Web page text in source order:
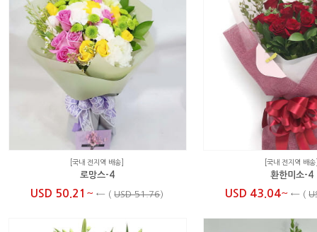
[국내 전지역 배송]
로망스-4
USD 50.21 ~ ← (USD 51.76)
[국내 전지역 배
환한미소-4
USD 43.04~ ← (